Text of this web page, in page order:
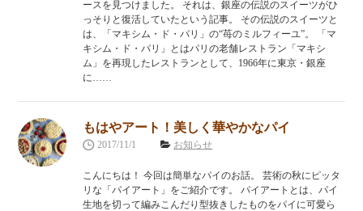
ースを見つけました。 それは、銀座の伝説のスイーツがひ
っそりと復活していたという記事。 その伝説のスイーツと
は、「マキシム・ド・パリ」の“苺のミルフィーユ”。 「マ
キシム・ド・パリ」とはパリの老舗レストラン「マキシ
ム」を再現したレストランとして、1966年に東京・銀座
に……
もはやアート！美しく華やかなパイ
2017/11/1 お知らせ
こんにちは！ 今回は簡単なパイのお話。 芸術の秋にピッタ
リな「パイアート」をご紹介です。 パイアートとは、パイ
生地を切って編みこんだり型抜きしたものをパイに可愛ら